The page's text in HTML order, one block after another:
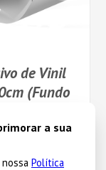
de Vinil
(Fundo
sem
Branco)
a sua
Política